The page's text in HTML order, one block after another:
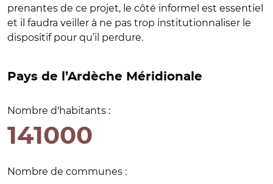
prenantes de ce projet, le côté informel est essentiel
et il faudra veiller à ne pas trop institutionnaliser le
dispositif pour qu’il perdure.
Pays de l’Ardèche Méridionale
Nombre d'habitants :
141000
Nombre de communes :